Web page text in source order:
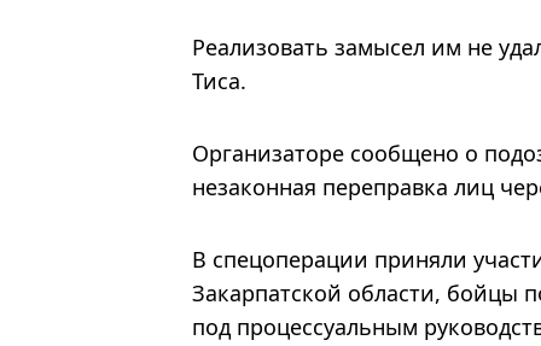
Реализовать замысел им не
Тиса.
Организаторе сообщено о
незаконная переправка лиц
В спецоперации приняли
Закарпатской области, бойцы
под процессуальным